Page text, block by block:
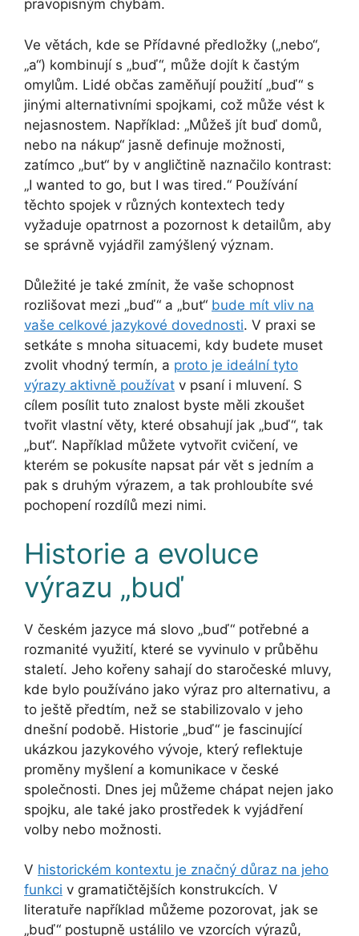
pravopisným chybám.
Ve větách, kde se Přídavné předložky („nebo“,
„a“) kombinují s „buď“, může dojít k častým
omylům. Lidé občas zaměňují použití „buď“ s
jinými alternativními spojkami, což může vést k
nejasnostem. Například: „Můžeš jít buď domů,
nebo na nákup“ jasně definuje možnosti,
zatímco „but“ by v angličtině naznačilo kontrast:
„I wanted to go, but I was tired.“ Používání
těchto spojek v různých kontextech tedy
vyžaduje opatrnost a pozornost k detailům, aby
se správně vyjádřil zamýšlený význam.
Důležité je také zmínit, že vaše schopnost
rozlišovat mezi „buď“ a „but“ bude mít vliv na
vaše celkové jazykové dovednosti. V praxi se
setkáte s mnoha situacemi, kdy budete muset
zvolit vhodný termín, a proto je ideální tyto
výrazy aktivně používat v psaní i mluvení. S
cílem posílit tuto znalost byste měli zkoušet
tvořit vlastní věty, které obsahují jak „buď“, tak
„but“. Například můžete vytvořit cvičení, ve
kterém se pokusíte napsat pár vět s jedním a
pak s druhým výrazem, a tak prohloubíte své
pochopení rozdílů mezi nimi.
Historie a evoluce
výrazu „buď
V českém jazyce má slovo „buď“ potřebné a
rozmanité využití, které se vyvinulo v průběhu
staletí. Jeho kořeny sahají do staročeské mluvy,
kde bylo používáno jako výraz pro alternativu, a
to ještě předtím, než se stabilizovalo v jeho
dnešní podobě. Historie „buď“ je fascinující
ukázkou jazykového vývoje, který reflektuje
proměny myšlení a komunikace v české
společnosti. Dnes jej můžeme chápat nejen jako
spojku, ale také jako prostředek k vyjádření
volby nebo možnosti.
V historickém kontextu je značný důraz na jeho
funkci v gramatičtějších konstrukcích. V
literatuře například můžeme pozorovat, jak se
„buď“ postupně ustálilo ve vzorcích výrazů,